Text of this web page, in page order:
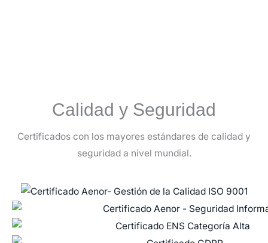
Calidad y Seguridad
Certificados con los mayores estándares de calidad y
seguridad a nivel mundial.